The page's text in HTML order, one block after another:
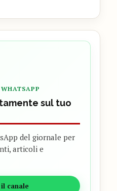
sul tuo
del giornale per
articoli e
canale